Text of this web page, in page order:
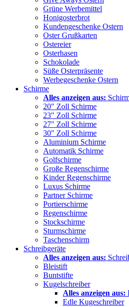
Grüne Werbemittel
Honigosterbrot
Kundengeschenke Ostern
Oster Grußkarten
Ostereier
Osterhasen
Schokolade
Süße Osterpräsente
Werbegeschenke Ostern
Schirme
Alles anzeigen aus:
20" Zoll Schirme
23" Zoll Schirme
27" Zoll Schirme
30" Zoll Schirme
Aluminium Schirme
Automatik Schirme
Golfschirme
Große Regenschirme
Kinder Regenschirme
Luxus Schirme
Partner Schirme
Portierschirme
Regenschirme
Stockschirme
Sturmschirme
Taschenschirm
Schreibgeräte
Alles anzeigen aus:
Bleistift
Buntstifte
Kugelschreiber
Alles anzeigen aus:
Edle Kugeschreiber